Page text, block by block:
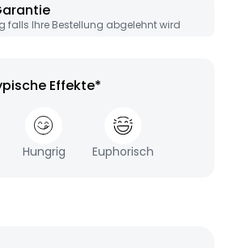
falls Ihre Bestellung abgelehnt wird
Effekte*
Hungrig Euphorisch